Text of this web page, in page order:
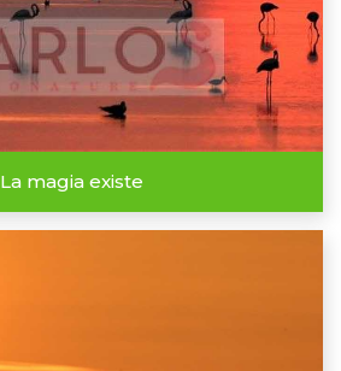
La magia existe